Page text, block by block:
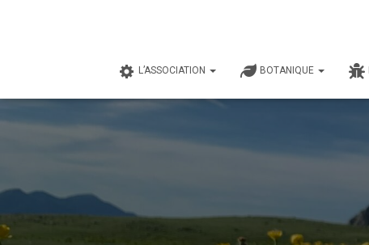
L’ASSOCIATION BOTANIQUE